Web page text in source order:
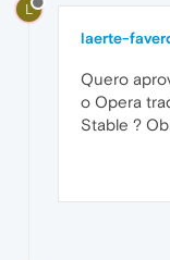
L
laerte-
Quero
o Opera
Stable ?